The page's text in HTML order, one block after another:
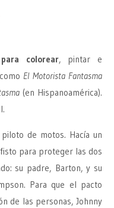
colorear, pintar e
El Motorista Fantasma
(en Hispanoamérica).
de motos. Hacía un
para proteger las dos
su padre, Barton, y su
Para que el pacto
de las personas, Johnny